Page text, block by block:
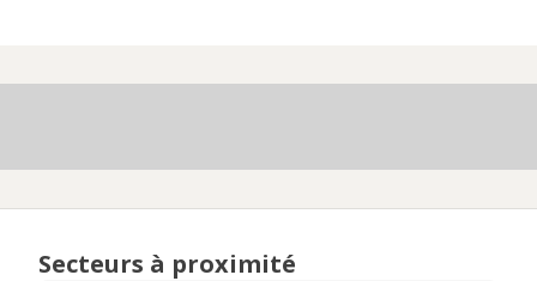
Secteurs à proximité